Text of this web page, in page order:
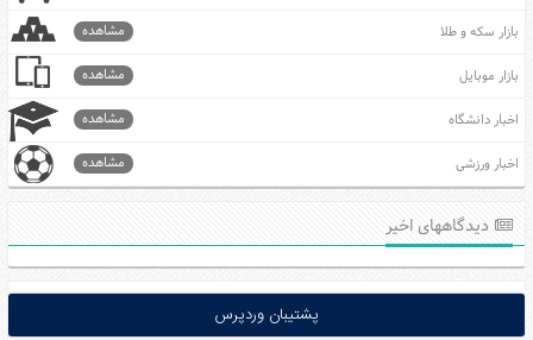
بازار سکه و طلا مشاهده
بازار موبایل مشاهده
اخبار دانشگاه مشاهده
اخبار ورزشی مشاهده
دیدگاههای اخیر
پشتیبان وردپرس